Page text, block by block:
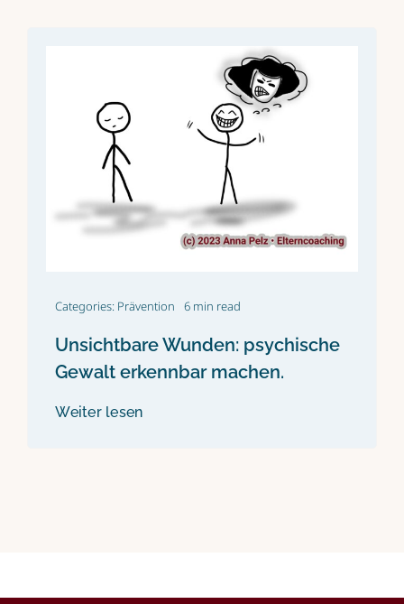
Categories: Prävention 6 min read
Unsichtbare Wunden: psychische
Gewalt erkennbar machen.
Weiter lesen